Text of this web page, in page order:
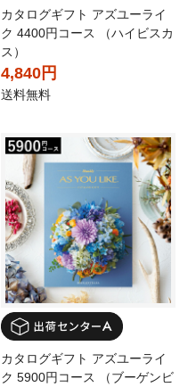
カタログギフト アズユーライ
ク 4400円コース （ハイビスカ
ス）
4,840円
送料無料
カタログギフト アズユーライ
ク 5900円コース （ブーゲンビ